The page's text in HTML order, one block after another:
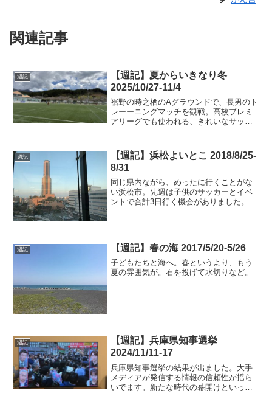
関連記事
週記
【週記】夏からいきなり冬
2025/10/27-11/4
裾野の時之栖のAグラウンドで、長男のト
レーーニングマッチを観戦。高校プレミ
アリーグでも使われる、きれいなサッカ
すね。
週記
【週記】浜松よいとこ 2018/8/25-
8/31
同じ県内ながら、めったに行くことがな
い浜松市。先週は子供のサッカーとイベ
ントで合計3日行く機会がありました。サ
週記 【週記】春の海 2017/5/20-5/26
子どもたちと海へ。春というより、もう
夏の雰囲気が。石を投げて水切りなど。
週記
【週記】兵庫県知事選挙
2024/11/11-17
兵庫県知事選挙の結果が出ました。大手
メディアが発信する情報の信頼性が揺ら
いでます。新たな時代の幕開けといって